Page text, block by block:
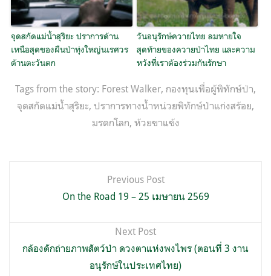
จุดสกัดแม่น้ำสุริยะ ปราการด้าน
เหนือสุดของผืนป่าทุ่งใหญ่นเรศวร
ด้านตะวันตก
วันอนุรักษ์ควายไทย ลมหายใจ
สุดท้ายของควายป่าไทย และความ
หวังที่เราต้องร่วมกันรักษา
Tags from the story: Forest Walker, กองทุนเพื่อผู้พิทักษ์ป่า,
จุดสกัดแม่น้ำสุริยะ, ปราการทางน้ำหน่วยพิทักษ์ป่าแก่งสร้อย,
มรดกโลก, ห้วยขาแข้ง
Previous Post
On the Road 19 – 25 เมษายน 2569
Next Post
กล้องดักถ่ายภาพสัตว์ป่า ดวงตาแห่งพงไพร (ตอนที่ 3 งาน
อนุรักษ์ในประเทศไทย)